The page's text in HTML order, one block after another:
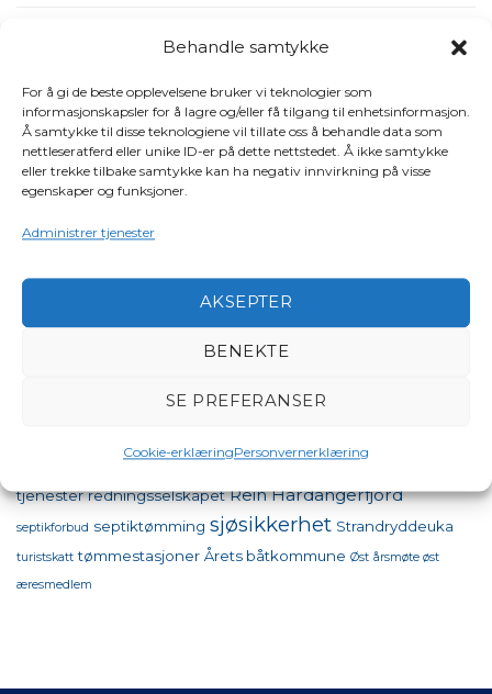
Behandle samtykke
For å gi de beste opplevelsene bruker vi teknologier som
informasjonskapsler for å lagre og/eller få tilgang til enhetsinformasjon.
Å samtykke til disse teknologiene vil tillate oss å behandle data som
nettleseratferd eller unike ID-er på dette nettstedet. Å ikke samtykke
eller trekke tilbake samtykke kan ha negativ innvirkning på visse
egenskaper og funksjoner.
Administrer tjenester
AKSEPTER
BENEKTE
SE PREFERANSER
Cookie-erklæringPersonvernerklæring
STIKKORD
98 oktan aktiviteter bestumkilen båt båter i sjøen
båtforbundet båtforening
FrivillighetensFremtid Havneforsikring intervjuer og opptak Jørg
kvinner til sjøs miljø miljøprisen
momskompensasjonNasjonal
oslo motorbåtforening praktiske tips produkter og
tjenester redningsselskapet Rein Hardangerfjord
septikforbud septiktømming sjøsikkerhet Strandryddeuka
turistskatt tømmestasjoner Årets båtkommune Øst årsmøte øst
æresmedlem